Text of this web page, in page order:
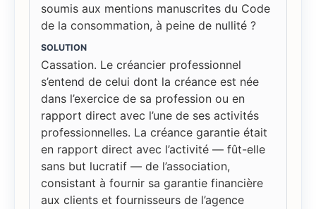
soumis aux mentions manuscrites du Code
de la consommation, à peine de nullité ?
SOLUTION
Cassation. Le créancier professionnel
s’entend de celui dont la créance est née
dans l’exercice de sa profession ou en
rapport direct avec l’une de ses activités
professionnelles. La créance garantie était
en rapport direct avec l’activité — fût-elle
sans but lucratif — de l’association,
consistant à fournir sa garantie financière
aux clients et fournisseurs de l’agence